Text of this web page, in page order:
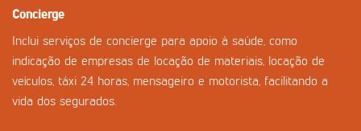
Concierge
Inclui serviços de concierge para apoio à saúde, como
indicação de empresas de locação de materiais, locação de
veículos, táxi 24 horas, mensageiro e motorista, facilitando a
vida dos segurados.